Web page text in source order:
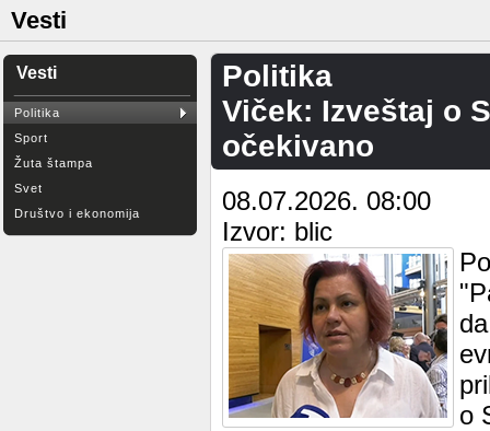
Vesti
Vesti
Politika
Sport
Žuta štampa
Svet
Društvo i ekonomija
Politika
Viček: Izveštaj o
očekivano
08.07.2026. 08:00
Izvor: blic
o